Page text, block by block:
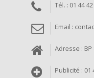
Tél. : 01 44
Email :
Adresse : BP
Publicité : 01